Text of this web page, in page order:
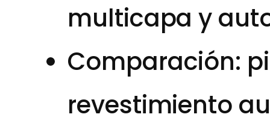
multicapa y
Comparación:
revestimiento